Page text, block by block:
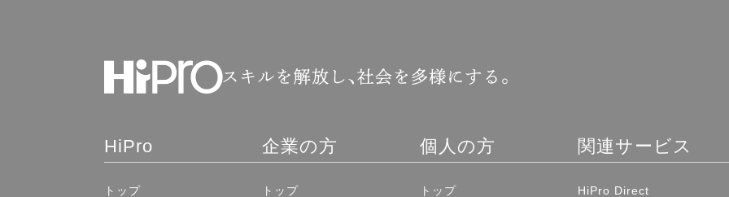
HiPro
トップ
企業の方
トップ
個人の方
トップ
関連サービス
HiPro Direct